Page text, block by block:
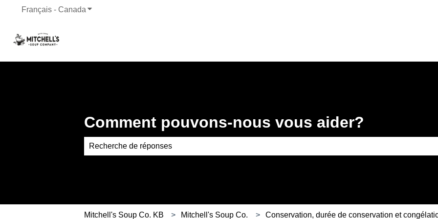
Français - Canada Afficher le sous-menu pour les traductions
Comment pouvons-nous vous aider?
Mitchell's Soup Co. KB Mitchell's Soup Co. Conservation, durée de conservation et